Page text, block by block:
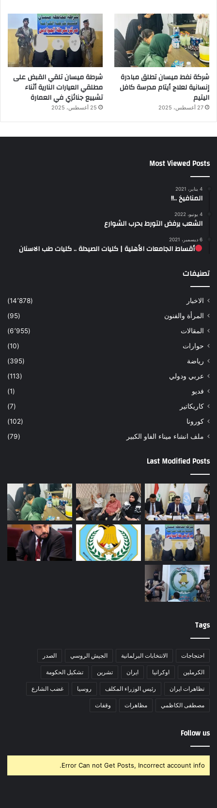
شركة نفط ميسان تطلق مبادرة
إنسانية لعلاج أيتام مدرسة كافل
اليتيم
27 أغسطس، 2025
شرطة ميسان تلقي القبض على
مطلقي العيارات النارية أثناء
تشييع جنائزي في العمارة
25 أغسطس، 2025
Most Viewed Posts
4 يناير، 2021
المنافيخ ..!!
4 يونيو، 2022
الشعب يرفض التورط بحرب الشوارع
6 ديسمبر، 2021
أقساط الجامعات الأهلية | كليات الصيدلة .. كليات طب الاسنان
تصنيفات
الاخبار
(14٬878)
المرأة والفنون
(95)
المقالات
(6٬955)
حوارات
(10)
رياضة
(395)
عربي ودولي
(113)
فديو
(1)
كاريكاتير
(7)
كورونا
(102)
ملف انشاء ميناء الفاو الكبير
(79)
Last Modified Posts
Tags
احتجاجات الانتخابات البرلمانية الجيش الروسي الصدر
الكرملين اوكرانيا ايران تشرين تشكيل الحكومة
تظاهرات ايران رئيس الوزراء المكلف روسيا غضب الشارع
مصطفى الكاظمي مظاهرات وقفات
Follow us
Error Can not Get Posts, Incorrect account info.